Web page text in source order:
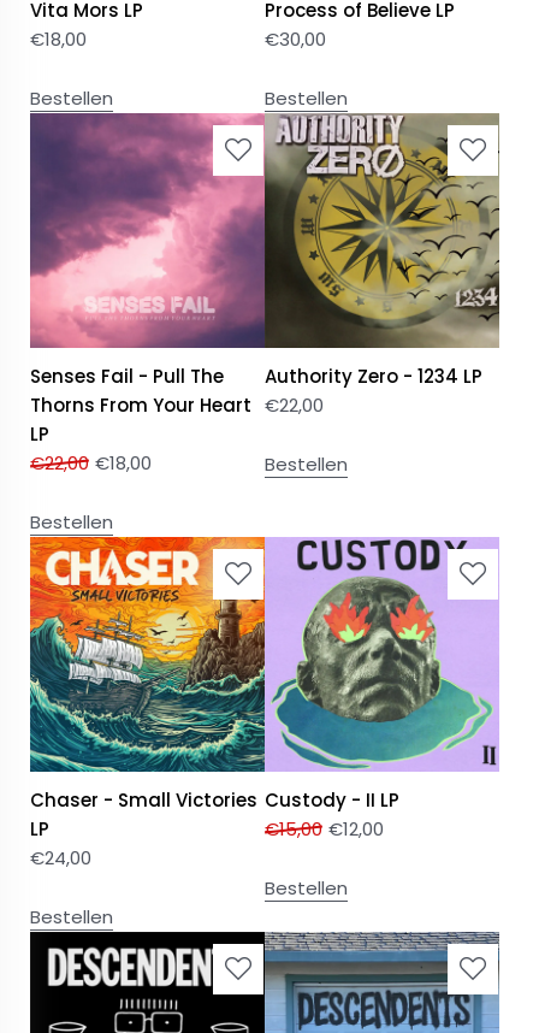
Vita Mors LP
€18,00
Bestellen
Process of Believe LP
€30,00
Bestellen
Senses Fail - Pull The
Thorns From Your Heart
LP
€22,00 €18,00
Bestellen
Authority Zero - 1234 LP
€22,00
Bestellen
Chaser - Small Victories
LP
€24,00
Bestellen
Custody - II LP
€15,00 €12,00
Bestellen